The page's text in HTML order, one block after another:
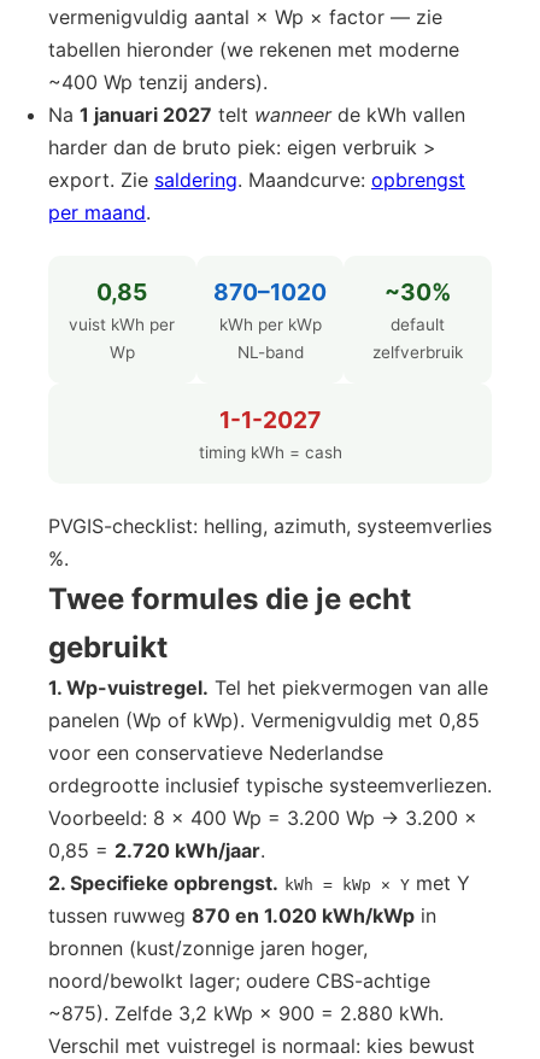
vermenigvuldig aantal × Wp × factor — zie
tabellen hieronder (we rekenen met moderne
~400 Wp tenzij anders).
Na 1 januari 2027 telt wanneerde kWh vallen
harder dan de bruto piek: eigen verbruik >
export. Zie saldering. Maandcurve: opbrengst
per maand.
0,85
vuist kWh per
Wp
870–1020
kWh per kWp
NL-band
~30%
default
zelfverbruik
1-1-2027
timing kWh = cash
PVGIS-checklist: helling, azimuth, systeemverlies
%.
Twee formules die je echt
gebruikt
1. Wp-vuistregel. Tel het piekvermogen van alle
panelen (Wp of kWp). Vermenigvuldig met 0,85
voor een conservatieve Nederlandse
ordegrootte inclusief typische systeemverliezen.
Voorbeeld: 8 × 400 Wp = 3.200 Wp → 3.200 ×
0,85 = 2.720 kWh/jaar.
2. Specifieke opbrengst. kWh = kWp × Y met Y
tussen ruwweg 870 en 1.020 kWh/kWp in
bronnen (kust/zonnige jaren hoger,
noord/bewolkt lager; oudere CBS-achtige
~875). Zelfde 3,2 kWp × 900 = 2.880 kWh.
Verschil met vuistregel is normaal: kies bewust